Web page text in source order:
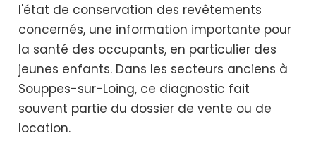
l'état de conservation des revêtements
concernés, une information importante pour
la santé des occupants, en particulier des
jeunes enfants. Dans les secteurs anciens à
Souppes-sur-Loing, ce diagnostic fait
souvent partie du dossier de vente ou de
location.